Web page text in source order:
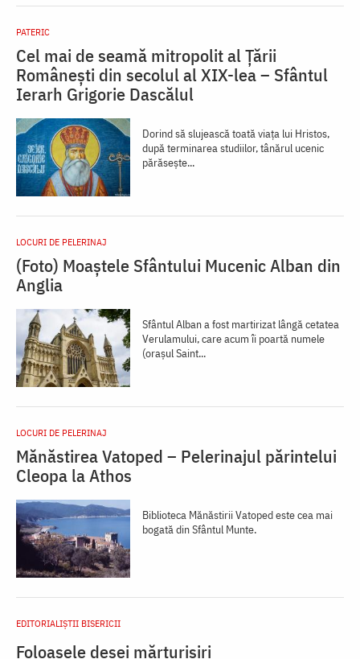
PATERIC
Cel mai de seamă mitropolit al Țării
Românești din secolul al XIX-lea – Sfântul
Ierarh Grigorie Dascălul
Dorind să slujească toată viaţa lui Hristos,
după terminarea studiilor, tânărul ucenic
părăseşte...
LOCURI DE PELERINAJ
(Foto) Moaștele Sfântului Mucenic Alban din
Anglia
Sfântul Alban a fost martirizat lângă cetatea
Verulamului, care acum îi poartă numele
(oraşul Saint...
LOCURI DE PELERINAJ
Mănăstirea Vatoped – Pelerinajul părintelui
Cleopa la Athos
Biblioteca Mănăstirii Vatoped este cea mai
boga­tă din Sfântul Munte.
EDITORIALIȘTII BISERICII
Foloasele desei mărturisiri